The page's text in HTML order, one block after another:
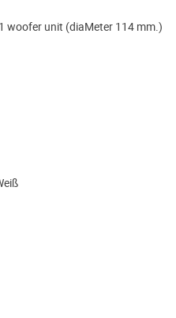
woofer unit (diaMeter 114 mm.)